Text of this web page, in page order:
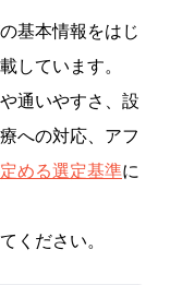
基本情報をはじ
しています。
通いやすさ、設
への対応、アフ
める選定基準に
ください。